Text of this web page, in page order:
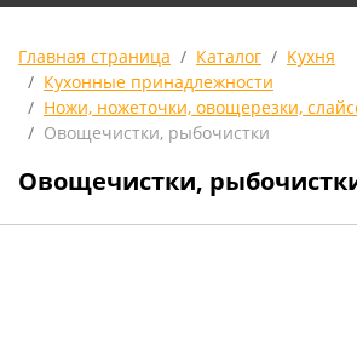
Главная страница Каталог
Кухня
Кухонные принадлежности
Ножи, ножеточки, овощерезки,
Овощечистки, рыбочистки
Овощечистки,